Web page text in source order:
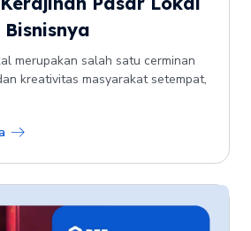
merupakan salah satu cerminan
kreativitas masyarakat setempat,